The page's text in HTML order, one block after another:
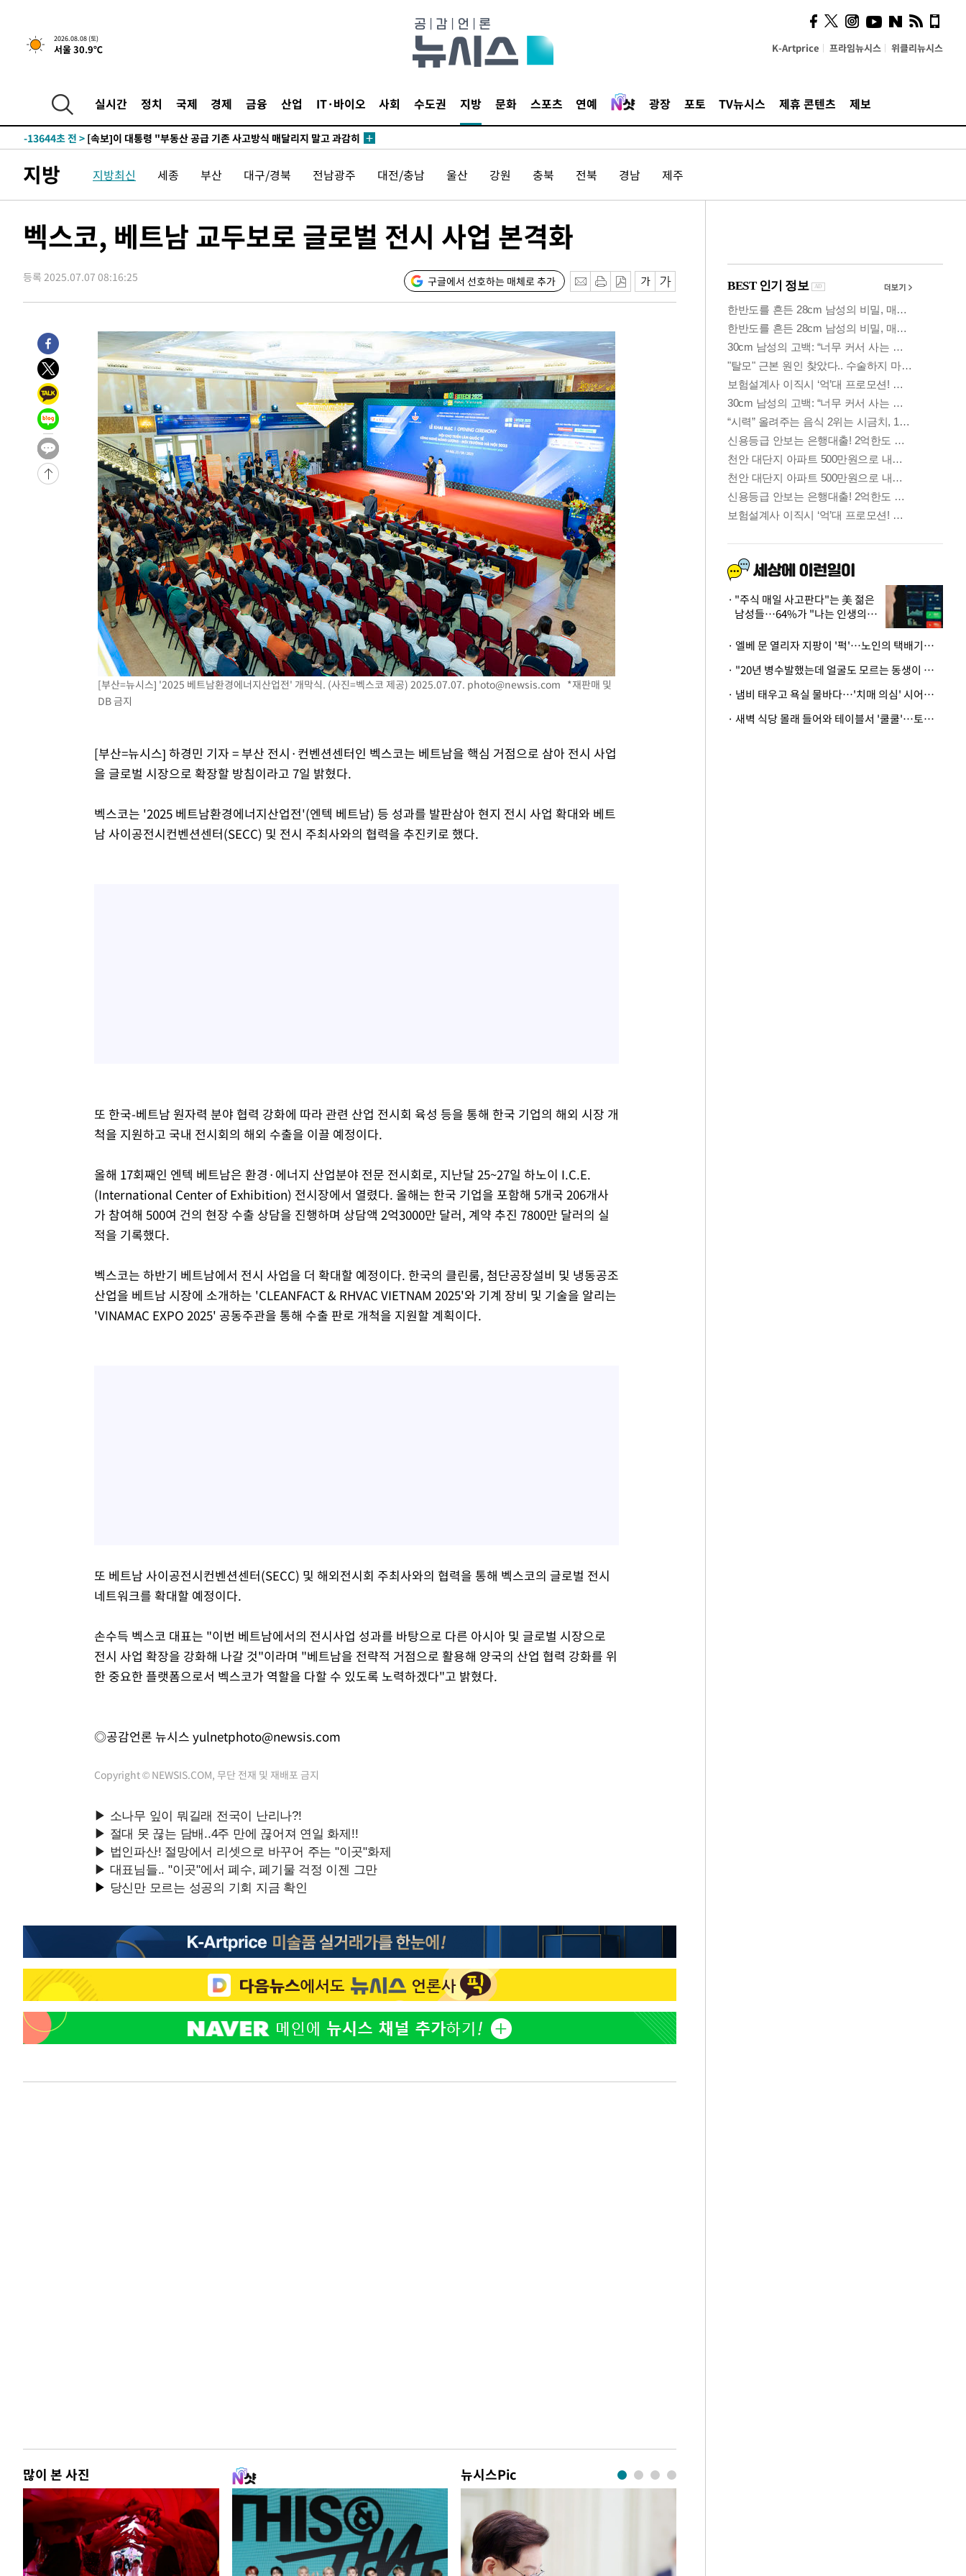
2026.08.08 (토)
서울 30.9℃ K-Artprice 프라임뉴시스 위클리뉴시스
실시간 정치 국제 경제 금융 산업 IT·바이오 사회 수도권 지방 문화 스포츠 연예 광장 포토 TV뉴시스 제휴 콘텐츠 제보
2시간 전 >[속보]규제합리화위원회 부위원장에 김태유 서울대 공대 교수…이병태
-18333초 전 >
미 사업체 일자리, 7월에 2.3만개 순감하고 그 전 2개월 10.3만개
하향수정 (2보)
-17781초 전 >
↓
-13644초 전 > [속보]이 대통령 "부동산 공급 기존 사고방식 매달리지 말고 과감히
운드는 임시"
-4297초 전 >
"낮 기온 소폭 하락"…수도권 폭염중대경보, 폭염경보로 하향
-4261초 전 >[속보]이 대통령, '호우피해' 안동·의성 관할 4개 면 특별재난지역 선
갈 수도
-2195초 전 >낮 최고 37도 찜통더위…곳곳 소나기·강원 많은 비[내일날씨]
응"
44분 전 >여자배구 이재영·이다영 자매, 아제르바이잔 투란VC 입단
56분 전 >외국인 심판 성 접대 7경기 들여다보니…한국 축구 '5승 2무'
1시간 전 >
[속보]코스피, 6200선 약보합…0.60% 내린 6258.77에 마쳐
1시간 전 >
[속보]원·달러 환율, 7.7원 내린 1416.1원 마감
1시간 전 >
[속보] 노원서 40.1도 관측…서울, 2018년 이후 첫 40도
1시간 전 >
[속보]종합특검, '계엄 수용공간 확보' 신용해 前교정본부장 기소
2시간 전 >
외신들도 주목한 韓축구 파문…"국민적 공분에 수사 재개"
2시간 전 >
11시간 압수수색에 성접대 파문까지…'쑥대밭' 된 축구협회
2시간 전 >
[속보]규제합리화위원회 부위원장에 김태유 서울대 공대 교수…이병태
후임
-21194초 전 >
이강인, 폭염 속 AT마드리드 첫 훈련…80명 식사 대접까지(종합)
미 사업체 일자리, 7월에 2.3만개 순감하고 그 전 2개월 10.3만개
[속보] 미 사업체, 일자리 7월에 2.3만 개 줄어…실업률은 4.1%로
[속보]이 대통령 "부동산 공급 기존 사고방식 매달리지 말고 과감히
이란, "오만과 '중앙 단일 루트' 합의…북쪽 인바운드·남쪽 아웃바
"낮 기온 소폭 하락"…수도권 폭염중대경보, 폭염경보로 하향
[속보]이 대통령, '호우피해' 안동·의성 관할 4개 면 특별재난지역 선
[단독]중수청 지원 검사들, 정원 초과 시 낮은 계급 임용…희망지 못
낮 최고 37도 찜통더위…곳곳 소나기·강원 많은 비[내일날씨]
SK하이닉스, 용인·청주 팹에 54조 투자…"AI 메모리 수요 선제 대
여자배구 이재영·이다영 자매, 아제르바이잔 투란VC 입단
외국인 심판 성 접대 7경기 들여다보니…한국 축구 '5승 2무'
[속보]원·달러 환율, 7.7원 내린 1416.1원 마감
[속보] 노원서 40.1도 관측…서울, 2018년 이후 첫 40도
외신들도 주목한 韓축구 파문…"국민적 공분에 수사 재개"
11시간 압수수색에 성접대 파문까지…'쑥대밭' 된 축구협회
지방 지방최신 세종 부산 대구/경북 전남광주 대전/충남 울산 강원 충북 전북 경남 제주
벡스코, 베트남 교두보로 글로벌 전시 사업 본격화
등록 2025.07.07 08:16:25 구글에서 선호하는 매체로 추가
[부산=뉴시스] '2025 베트남환경에너지산업전' 개막식. (사진=벡스코 제공) 2025.07.07. photo@newsis.com *재판매 및
DB 금지
[부산=뉴시스] 하경민 기자 = 부산 전시·컨벤션센터인 벡스코는 베트남을 핵심 거점으로 삼아 전시 사업
을 글로벌 시장으로 확장할 방침이라고 7일 밝혔다.
벡스코는 '2025 베트남환경에너지산업전'(엔텍 베트남) 등 성과를 발판삼아 현지 전시 사업 확대와 베트
남 사이공전시컨벤션센터(SECC) 및 전시 주최사와의 협력을 추진키로 했다.
또 한국-베트남 원자력 분야 협력 강화에 따라 관련 산업 전시회 육성 등을 통해 한국 기업의 해외 시장 개
척을 지원하고 국내 전시회의 해외 수출을 이끌 예정이다.
올해 17회째인 엔텍 베트남은 환경·에너지 산업분야 전문 전시회로, 지난달 25~27일 하노이 I.C.E.
(International Center of Exhibition) 전시장에서 열렸다. 올해는 한국 기업을 포함해 5개국 206개사
가 참여해 500여 건의 현장 수출 상담을 진행하며 상담액 2억3000만 달러, 계약 추진 7800만 달러의 실
적을 기록했다.
벡스코는 하반기 베트남에서 전시 사업을 더 확대할 예정이다. 한국의 클린룸, 첨단공장설비 및 냉동공조
산업을 베트남 시장에 소개하는 'CLEANFACT & RHVAC VIETNAM 2025'와 기계 장비 및 기술을 알리는
'VINAMAC EXPO 2025' 공동주관을 통해 수출 판로 개척을 지원할 계획이다.
또 베트남 사이공전시컨벤션센터(SECC) 및 해외전시회 주최사와의 협력을 통해 벡스코의 글로벌 전시
네트워크를 확대할 예정이다.
손수득 벡스코 대표는 "이번 베트남에서의 전시사업 성과를 바탕으로 다른 아시아 및 글로벌 시장으로
전시 사업 확장을 강화해 나갈 것"이라며 "베트남을 전략적 거점으로 활용해 양국의 산업 협력 강화를 위
한 중요한 플랫폼으로서 벡스코가 역할을 다할 수 있도록 노력하겠다"고 밝혔다.
◎공감언론 뉴시스 yulnetphoto@newsis.com
Copyright © NEWSIS.COM, 무단 전재 및 재배포 금지
많이 본 사진 뉴시스Pic
시, 스마트폰 액세서리에
NFC 더했다
"주식 매일 사고판다"는 美 젊은
남성들…64%가 "나는 인생의
· 엘베 문 열리자 지팡이 '퍽'…노인의 택배기사 폭행 이유
· "20년 병수발했는데 얼굴도 모르는 동생이 유산 절반을"…배다른 형제 상속권 있을까
· 냄비 태우고 욕실 물바다…'치매 의심' 시어머니 검사 권유했다가 '날벼락'
· 새벽 식당 몰래 들어와 테이블서 '쿨쿨'…토사물 남기고 사라진 남성